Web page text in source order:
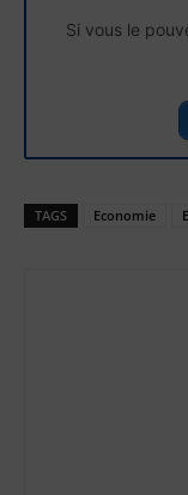
Si vous le
TAGS Economie